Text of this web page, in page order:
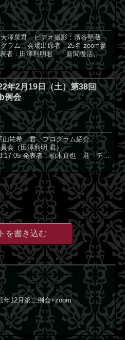
澤泉君 ビデオ撮影：濱谷堅蔵
ラム 会場出席者 25名 zoom参
田澤利明君 「新聞復活、ポ
年2月19日（土）第38回
例会
山祐希 君 プログラム紹介
理委員会（田澤利明 君）
発表者：柏木直也 君 テン
を書き込む
年12月第二例会+zoom